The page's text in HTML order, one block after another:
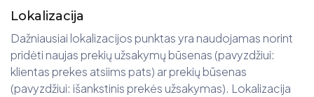
Lokalizacija
Dažniausiai lokalizacijos punktas yra naudojamas norint
pridėti naujas prekių užsakymų būsenas (pavyzdžiui:
klientas prekes atsiims pats) ar prekių būsenas
(pavyzdžiui: išankstinis prekės užsakymas). Lokalizacija